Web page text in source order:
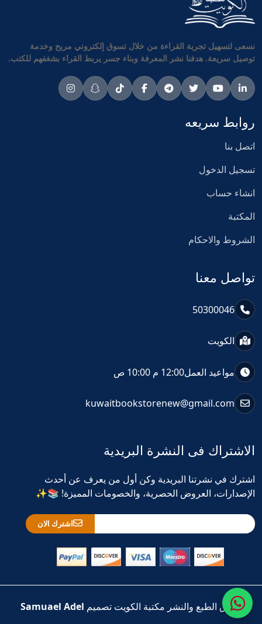
نسعى لتسهيل تجربة القراءة من خلال تسوق إلكتروني مريح وخدمة
توصيل سريعة. هدفنا نشر المعرفة وبناء جسر يربط القراء بشغفهم للكتب.
روابط سريعه
اتصل بنا
تسجيل الدخول
انشاء حساب
المكتبة
الشروط والاحكام
تواصل معنا
50300046
الكويت
مواعيد العمل12:00 م 10:00 ص
kuwaitbookstorenew@gmail.com
الاشتراك فى النشرة البريدية
اشترك في نشرتنا البريدية وكن أول من يعرف عن أحدث
الإصدارات، العروض الحصرية، والخصومات المميزة! 📚✨
اشترك الان
حقوق الطبع والنشر مكتبة الكويت تصميم Samuael Adel